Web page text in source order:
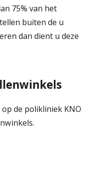
75% van het
buiten de u
dan dient u deze
de polikliniek KNO